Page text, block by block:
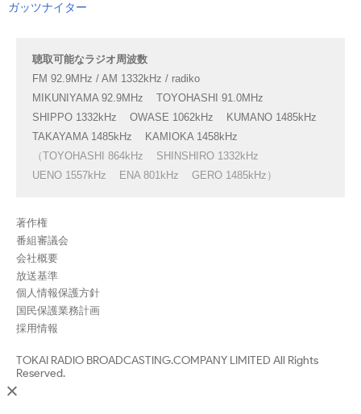
ガッツナイター
聴取可能なラジオ周波数
FM 92.9MHz / AM 1332kHz / radiko
MIKUNIYAMA 92.9MHz
TOYOHASHI 91.0MHz
SHIPPO 1332kHz
OWASE 1062kHz
KUMANO 1485kHz
TAKAYAMA 1485kHz
KAMIOKA 1458kHz
（TOYOHASHI 864kHz
SHINSHIRO 1332kHz
UENO 1557kHz
ENA 801kHz GERO 1485kHz）
著作権
番組審議会
会社概要
放送基準
個人情報保護方針
国民保護業務計画
採用情報
TOKAI RADIO BROADCASTING.COMPANY LIMITED All Rights
Reserved.